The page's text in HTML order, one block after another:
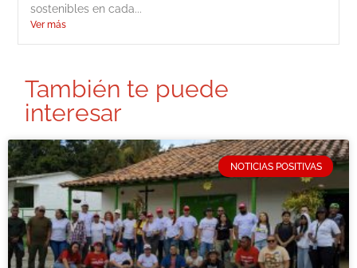
sostenibles en cada...
Ver más
También te puede
interesar
NOTICIAS POSITIVAS